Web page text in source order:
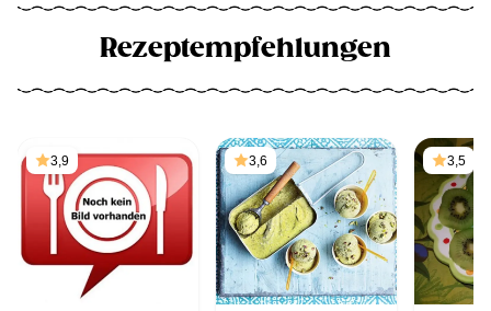
Rezeptempfehlungen
3,9 3,6 3,5